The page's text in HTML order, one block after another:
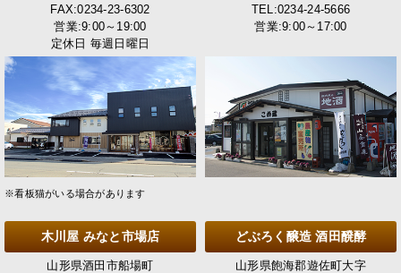
FAX:0234-23-6302
営業:9:00～19:00
定休日 毎週日曜日
※看板猫がいる場合があります
TEL:0234-24-5666
営業:9:00～17:00
木川屋 みなと市場店
山形県酒田市船場町
どぶろく醸造 酒田醗酵
山形県飽海郡遊佐町大字